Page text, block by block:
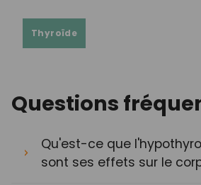
Thyroïde
Questions
Qu'est-ce que
sont ses effets sur le